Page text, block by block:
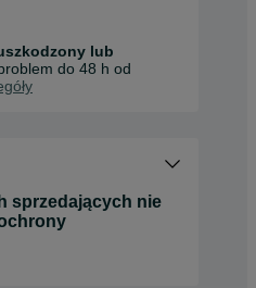
lub
do 48 h od
sprzedających nie